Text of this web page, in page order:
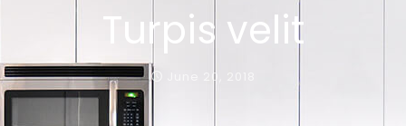
Turpis velit
June 20, 2018